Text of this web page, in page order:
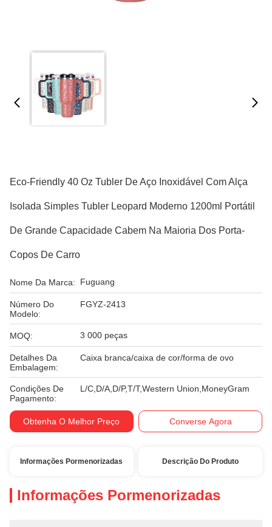
Eco-Friendly 40 Oz Tubler De Aço Inoxidável Com Alça
Isolada Simples Tubler Leopard Moderno 1200ml Portátil
De Grande Capacidade Cabem Na Maioria Dos Porta-
Copos De Carro
Nome Da Marca: Fuguang
Número Do
Modelo:
FGYZ-2413
MOQ: 3 000 peças
Detalhes Da
Embalagem:
Caixa branca/caixa de cor/forma de ovo
Condições De
Pagamento:
L/C,D/A,D/P,T/T,Western Union,MoneyGram
Obtenha O Melhor Preço Converse Agora
Informações Pormenorizadas Descrição Do Produto
Informações Pormenorizadas